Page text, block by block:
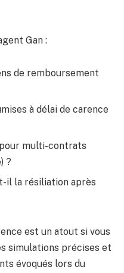
Gan :
de remboursement
à délai de carence
multi-contrats
?
il la résiliation après
est un atout si vous
simulations précises et
évoqués lors du